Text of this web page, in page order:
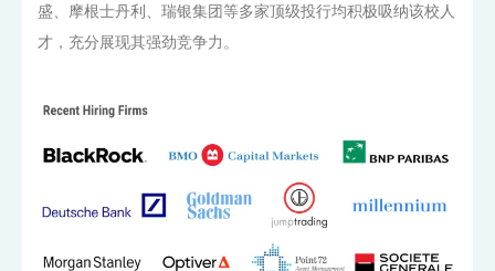
盛、摩根士丹利、瑞银集团等多家顶级投行均积极吸纳该校人
才，充分展现其强劲竞争力。